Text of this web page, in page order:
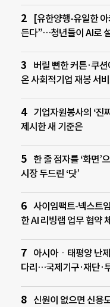
[유한양행-유일한
든다”…청년들이 AI로
버릴 뻔한 커튼·쿠
온 사회적기업 재봉 서
기업자원봉사의 ‘진
제시한 새 기준은
한 줄 점자를 ‘화면’
시장 두드린 ‘닷’
사이임팩트-넥스트
한 AI 리빙랩 업무 협약
아시아ㆍ태평양 난
다리…국제기구·재단·
신원이 없으면 신용